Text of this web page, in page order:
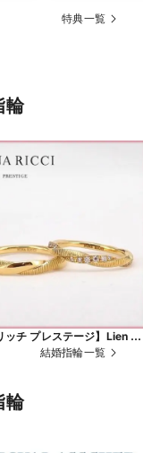
特典一覧
輪
ッチ プレステージ】Lien リ
ュエリーのように楽しむ。
ジリング～
結婚指輪一覧
輪